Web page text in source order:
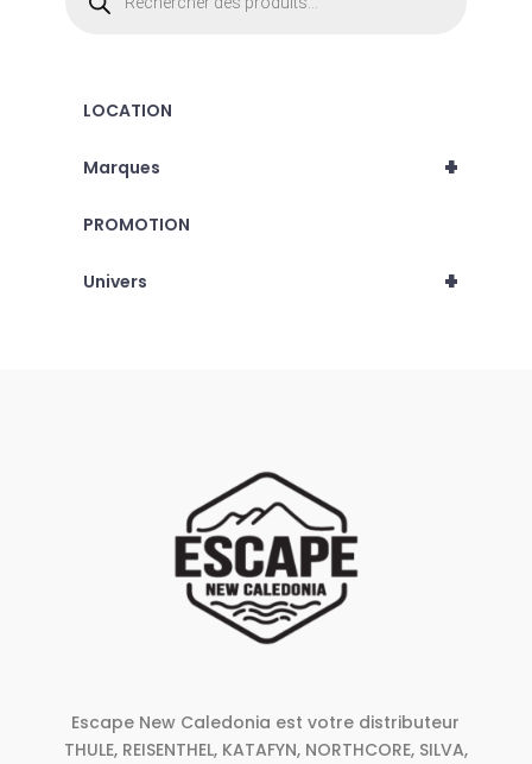
produits
LOCATION
+
Marques
PROMOTION
+
Univers
Escape New Caledonia est votre distributeur
THULE, REISENTHEL, KATAFYN, NORTHCORE, SILVA,